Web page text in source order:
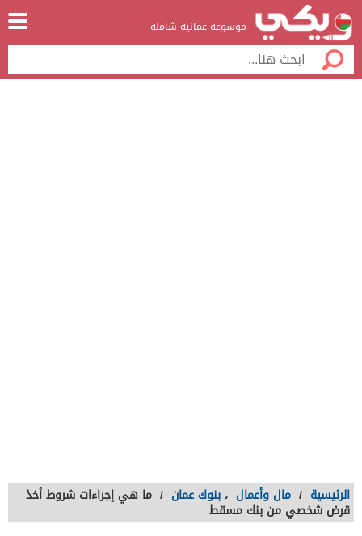
موسوعة عمانية شاملة
الرئيسية / مال وأعمال ، بنوك عمان / ما هي إجراءات شروط أخذ
قرض شخصي من بنك مسقط